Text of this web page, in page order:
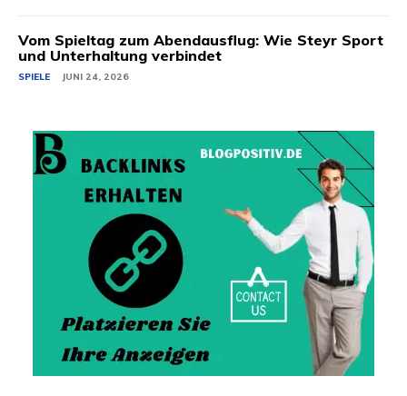
Vom Spieltag zum Abendausflug: Wie Steyr Sport
und Unterhaltung verbindet
SPIELE JUNI 24, 2026